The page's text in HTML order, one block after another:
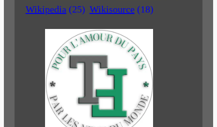
Wikipedia (25) Wikisource (18)